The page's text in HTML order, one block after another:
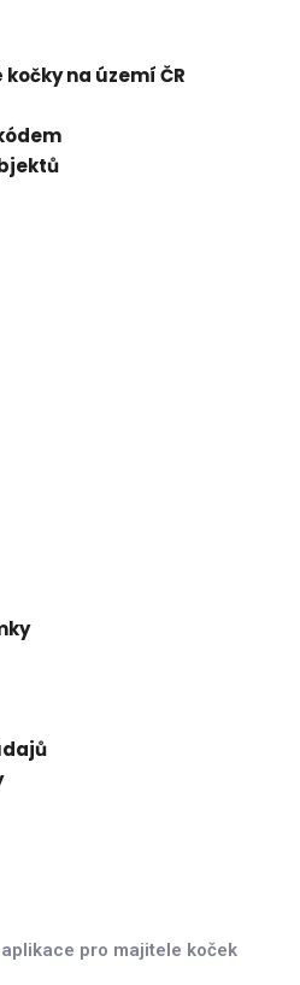
na území ČR
pro majitele koček